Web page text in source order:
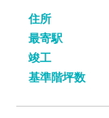
住所
最寄駅
竣工
基準階坪数